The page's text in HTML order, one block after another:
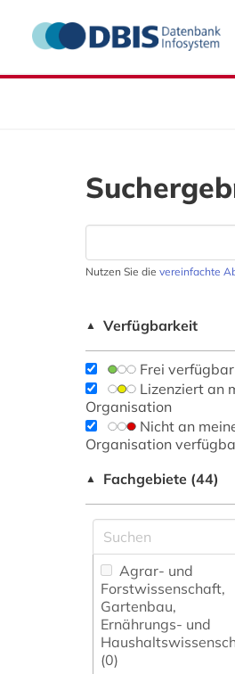
Nutzen Sie die vereinfachte
▲ Verfügbarkeit
Frei verfügbar
Lizenziert an
Organisation
Nicht an
Organisation
▲ Fachgebiete (44)
Agrar- und
Forstwissenschaft,
Gartenbau,
Ernährungs- und
(0)